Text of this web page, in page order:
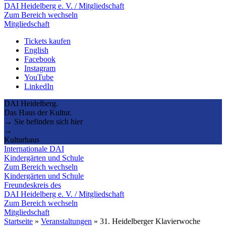
DAI Heidelberg e. V. / Mitgliedschaft
Zum Bereich wechseln
Mitgliedschaft
Tickets kaufen
English
Facebook
Instagram
YouTube
LinkedIn
DAI Heidelberg.
Das Haus der Kultur.
→ Sie befinden sich hier
→
Kulturhaus
Internationale DAI
Kindergärten und Schule
Zum Bereich wechseln
Kindergärten und Schule
Freundeskreis des
DAI Heidelberg e. V. / Mitgliedschaft
Zum Bereich wechseln
Mitgliedschaft
Startseite » Veranstaltungen » 31. Heidelberger Klavierwoche